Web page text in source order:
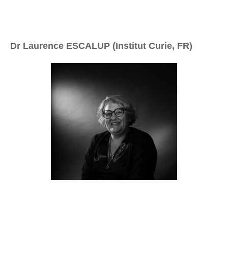
Dr Laurence ESCALUP (Institut Curie, FR)